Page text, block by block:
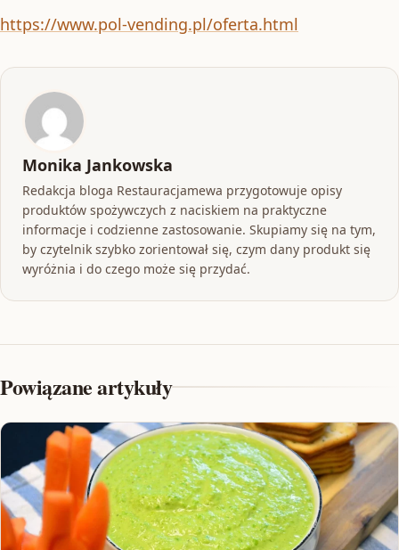
https://www.pol-vending.pl/oferta.html
Monika Jankowska
Redakcja bloga Restauracjamewa przygotowuje opisy
produktów spożywczych z naciskiem na praktyczne
informacje i codzienne zastosowanie. Skupiamy się na tym,
by czytelnik szybko zorientował się, czym dany produkt się
wyróżnia i do czego może się przydać.
Powiązane artykuły